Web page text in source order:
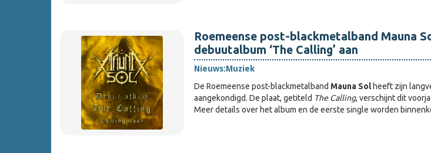
Roemeense post-blackmetalband Mauna
debuutalbum ‘The Calling’ aan
Nieuws:Muziek
De Roemeense post-blackmetalband Mauna Solheeft zijn
aangekondigd. De plaat, getiteld The Calling, verschijnt dit
Meer details over het album en de eerste single worden